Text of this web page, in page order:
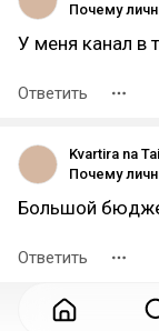
У меня канал в
Ответить
Kvartira na
Большой
Ответить